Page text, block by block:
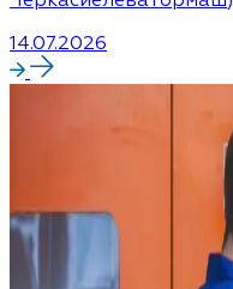
14.07.2026